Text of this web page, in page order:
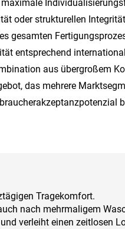
oder strukturellen
gesamten
entsprechend
aus übergroßem
das mehrere
Tragekomfort.
nach mehrmaligem
verleiht einen zeitlosen